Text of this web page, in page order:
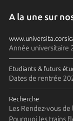
A la une sur
Année universitaire
Etudiants & futurs
Dates de rentrée
Recherche
Les Rendez-vous
Pourquoi les trains